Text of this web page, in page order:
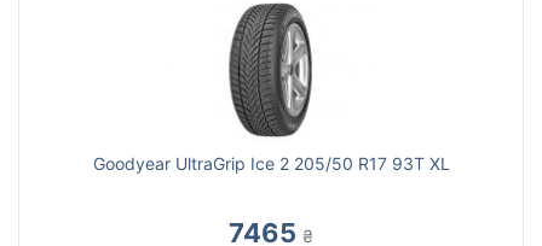
Goodyear UltraGrip Ice 2 205/50 R17 93T XL
7465 ₴